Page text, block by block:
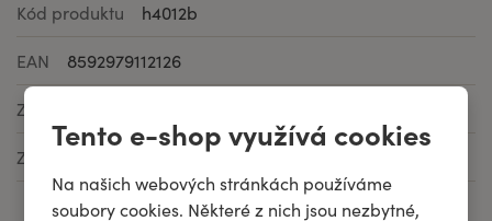
Tento e-shop využívá cookies
Na našich webových stránkách používáme
soubory cookies. Některé z nich jsou nezbytné,
Kód produktu h4012b
EAN 8592979112126
Značka
Země původu Španělsko